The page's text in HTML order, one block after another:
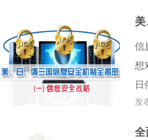
信
想
日
的
发